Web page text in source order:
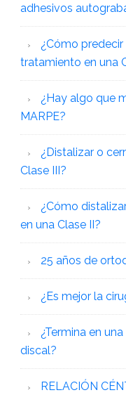
adhesivos
¿Cómo
tratamiento en una
¿Hay algo que
MARPE?
¿Distalizar o
Clase III?
¿Cómo
en una Clase II?
25 años de
¿Es mejor la
¿Termina en
discal?
RELACIÓN